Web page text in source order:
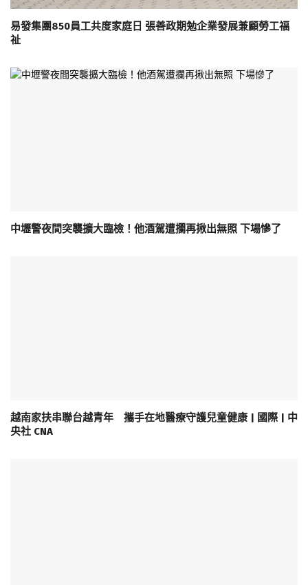
易發集團850員工共度家庭日 張善政期勉企業發展兼顧勞工福
祉
中壢警夜間突襲擴大臨檢！他酒駕遭攔再揪出無照 下場慘了
越南家扶串聯台越青年 攜手在地醫療守護兒童健康 | 國際 | 中
央社 CNA